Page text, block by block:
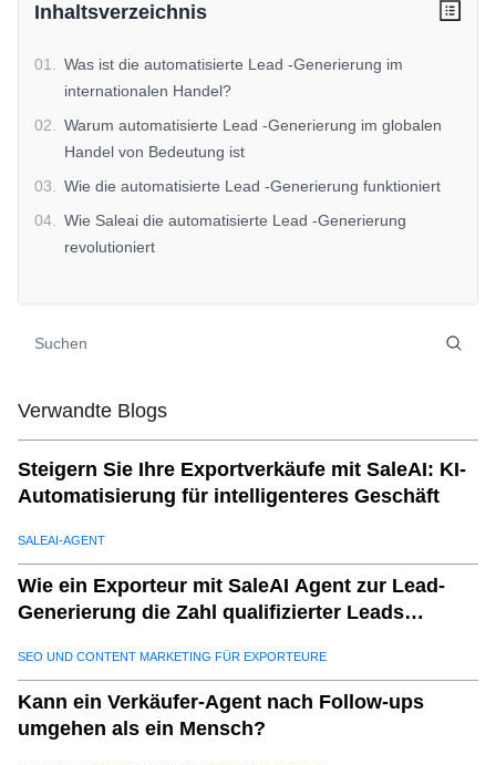
Inhaltsverzeichnis
01
Was ist die automatisierte Lead -Generierung im
internationalen Handel?
02
Warum automatisierte Lead -Generierung im globalen
Handel von Bedeutung ist
03
Wie die automatisierte Lead -Generierung funktioniert
04
Wie Saleai die automatisierte Lead -Generierung
revolutioniert
-Generierung im internationalen Handel
06. Herausforderungen und wie SaleA sie überwindet
Verwandte Blogs
Steigern Sie Ihre Exportverkäufe mit SaleAI: KI-
Automatisierung für intelligenteres Geschäft
SALEAI-AGENT
Wie ein Exporteur mit SaleAI Agent zur Lead-
Generierung die Zahl qualifizierter Leads
SEO UND CONTENT MARKETING FÜR EXPORTEURE
Kann ein Verkäufer-Agent nach Follow-ups
umgehen als ein Mensch?